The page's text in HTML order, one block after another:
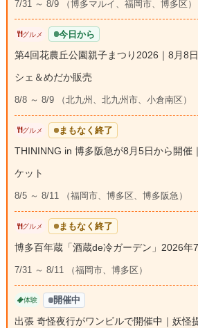
7/31 ～ 8/9 （博多マルイ、福岡市、博多区）
グルメ 今日から
第4回花農丘公園親子まつり2026｜8月8
シェ＆めだか販売
8/8 ～ 8/9 （北九州、北九州市、小倉南区）
グルメ まもなく終了
THININNG in 博多阪急が8月5日から開催
ケット
8/5 ～ 8/11 （福岡市、博多区、博多阪急）
グルメ まもなく終了
博多百年蔵「酒蔵de冷ガーデン」2026年
7/31 ～ 8/11 （福岡市、博多区）
体験 開催中
出張 奇怪夜行がワンビルで開催中｜妖怪